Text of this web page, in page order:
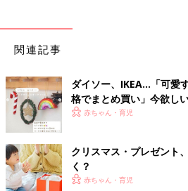
関連記事
ダイソー、IKEA…「可愛
格でまとめ買い」今欲し
5選赤ちゃん・育児
クリスマス・プレゼント
く？
赤ちゃん・育児